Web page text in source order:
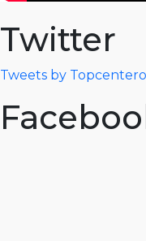
Twitter
Tweets by